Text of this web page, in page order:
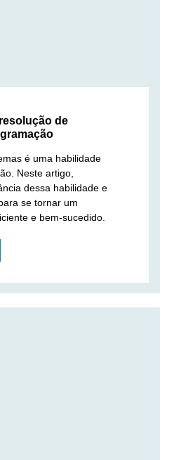
de
é uma habilidade
Neste artigo,
dessa habilidade e
se tornar um
e bem-sucedido.